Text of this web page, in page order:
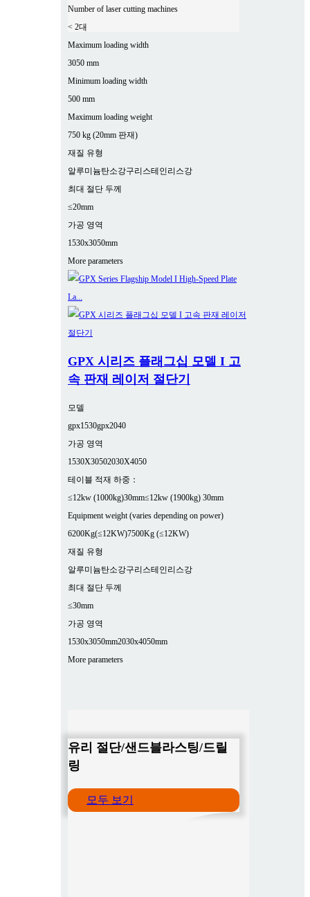
Number of laser cutting machines
< 2대
Maximum loading width
3050 mm
Minimum loading width
500 mm
Maximum loading weight
750 kg (20mm 판재)
재질 유형
알루미늄탄소강구리스테인리스강
최대 절단 두께
≤20mm
가공 영역
1530x3050mm
More parameters
GPX 시리즈 플래그십 모델 I 고
속 판재 레이저 절단기
모델
gpx1530gpx2040
가공 영역
1530X30502030X4050
테이블 적재 하중：
≤12kw (1000kg)30mm≤12kw (1900kg) 30mm
Equipment weight (varies depending on power)
6200Kg(≤12KW)7500Kg (≤12KW)
재질 유형
알루미늄탄소강구리스테인리스강
최대 절단 두께
≤30mm
가공 영역
1530x3050mm2030x4050mm
More parameters
유리 절단/샌드블라스팅/드릴
링
모두 보기